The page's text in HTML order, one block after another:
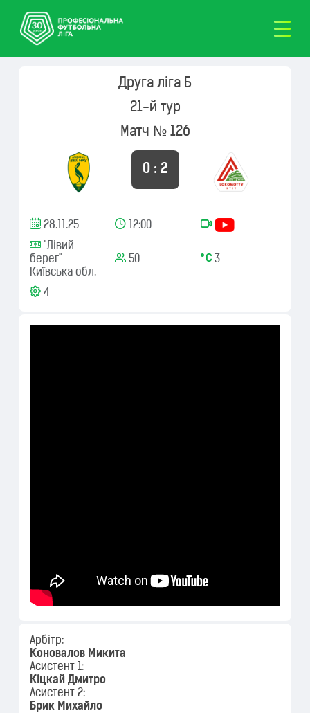
Друга ліга Б
21-й тур
Матч № 126
0 : 2
28.11.25
12:00
"Лівий
берег"
Київська обл.
50 3
4
Арбітр:
Коновалов Микита
Асистент 1:
Кіцкай Дмитро
Асистент 2:
Брик Михайло